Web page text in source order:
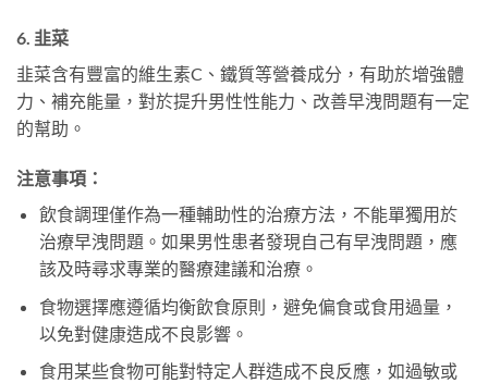
6. 韭菜
韭菜含有豐富的維生素C、鐵質等營養成分，有助於增強體
力、補充能量，對於提升男性性能力、改善早洩問題有一定
的幫助。
注意事項：
飲食調理僅作為一種輔助性的治療方法，不能單獨用於
治療早洩問題。如果男性患者發現自己有早洩問題，應
該及時尋求專業的醫療建議和治療。
食物選擇應遵循均衡飲食原則，避免偏食或食用過量，
以免對健康造成不良影響。
食用某些食物可能對特定人群造成不良反應，如過敏或